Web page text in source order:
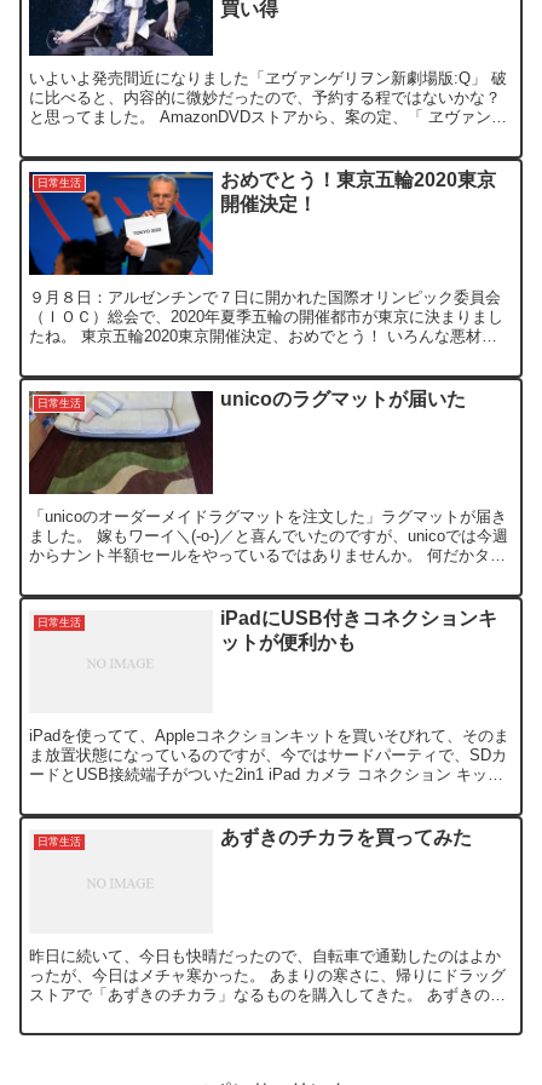
買い得
いよいよ発売間近になりました「ヱヴァンゲリヲン新劇場版:Q」 破
に比べると、内容的に微妙だったので、予約する程ではないかな？
と思ってました。 AmazonDVDストアから、案の定、「 ヱヴァンゲ
日常生活
おめでとう！東京五輪2020東京
開催決定！
９月８日：アルゼンチンで７日に開かれた国際オリンピック委員会
（ＩＯＣ）総会で、2020年夏季五輪の開催都市が東京に決まりまし
たね。 東京五輪2020東京開催決定、おめでとう！ いろんな悪材料
日常生活 unicoのラグマットが届いた
「unicoのオーダーメイドラグマットを注文した」ラグマットが届き
ました。 嫁もワーイ＼(-o-)／と喜んでいたのですが、unicoでは今週
からナント半額セールをやっているではありませんか。 何だかタイ
日常生活
iPadにUSB付きコネクションキ
ットが便利かも
iPadを使ってて、Appleコネクションキットを買いそびれて、そのま
ま放置状態になっているのですが、今ではサードパーティで、SDカ
ードとUSB接続端子がついた2in1 iPad カメラ コネクション キット
日常生活 あずきのチカラを買ってみた
昨日に続いて、今日も快晴だったので、自転車で通勤したのはよか
ったが、今日はメチャ寒かった。 あまりの寒さに、帰りにドラッグ
ストアで「あずきのチカラ」なるものを購入してきた。 あずきの天